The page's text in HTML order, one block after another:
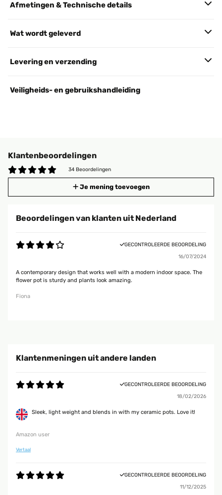
Afmetingen & Technische details
Wat wordt geleverd
Levering en verzending
Veiligheids- en gebruikshandleiding
Klantenbeoordelingen
34 Beoordelingen
Je mening toevoegen
Beoordelingen van klanten uit Nederland
GECONTROLEERDE BEOORDELING
16/07/2024
A contemporary design that works well with a modern indoor space. The
flower pot is sturdy and plants look amazing.
Fiona
Klantenmeningen uit andere landen
GECONTROLEERDE BEOORDELING
18/02/2026
Sleek, light weight and blends in with my ceramic pots. Love it!
Amazon user
Vertaal
GECONTROLEERDE BEOORDELING
11/12/2025